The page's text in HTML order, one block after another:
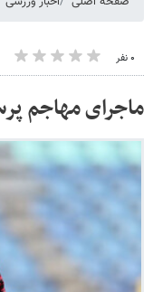
۰ نفر
ماجرای مهاجم